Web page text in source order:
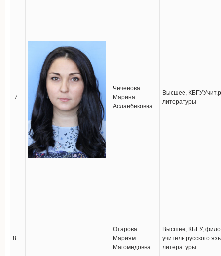
7.
Чеченова
Марина
Асланбековна
Высшее,
литературы
8
Отарова
Мариям
Магомедовна
Высшее, КБГУ,
учитель русского
литературы